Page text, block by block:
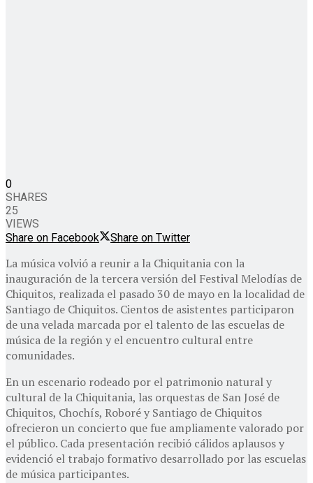
0
SHARES
25
VIEWS
Share on Facebook
Share on Twitter
La música volvió a reunir a la Chiquitania con la
inauguración de la tercera versión del Festival Melodías de
Chiquitos, realizada el pasado 30 de mayo en la localidad de
Santiago de Chiquitos. Cientos de asistentes participaron
de una velada marcada por el talento de las escuelas de
música de la región y el encuentro cultural entre
comunidades.
En un escenario rodeado por el patrimonio natural y
cultural de la Chiquitania, las orquestas de San José de
Chiquitos, Chochís, Roboré y Santiago de Chiquitos
ofrecieron un concierto que fue ampliamente valorado por
el público. Cada presentación recibió cálidos aplausos y
evidenció el trabajo formativo desarrollado por las escuelas
de música participantes.